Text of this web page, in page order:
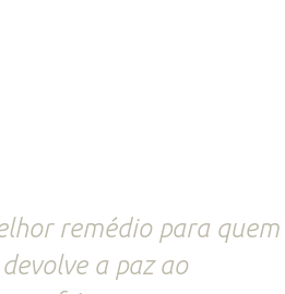
remédio para quem
a paz ao